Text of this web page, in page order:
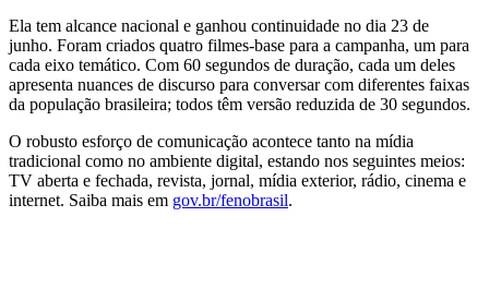
Ela tem alcance nacional e ganhou continuidade no dia 23 de
junho. Foram criados quatro filmes-base para a campanha, um para
cada eixo temático. Com 60 segundos de duração, cada um deles
apresenta nuances de discurso para conversar com diferentes faixas
da população brasileira; todos têm versão reduzida de 30 segundos.
O robusto esforço de comunicação acontece tanto na mídia
tradicional como no ambiente digital, estando nos seguintes meios:
TV aberta e fechada, revista, jornal, mídia exterior, rádio, cinema e
internet. Saiba mais em gov.br/fenobrasil.